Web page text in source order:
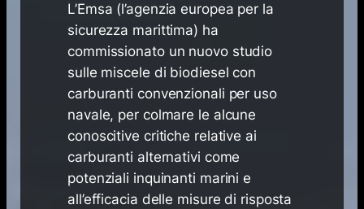
L’Emsa (l’agenzia europea per la
sicurezza marittima) ha
commissionato un nuovo studio
sulle miscele di biodiesel con
carburanti convenzionali per uso
navale, per colmare le alcune
conoscitive critiche relative ai
carburanti alternativi come
potenziali inquinanti marini e
all’efficacia delle misure di risposta